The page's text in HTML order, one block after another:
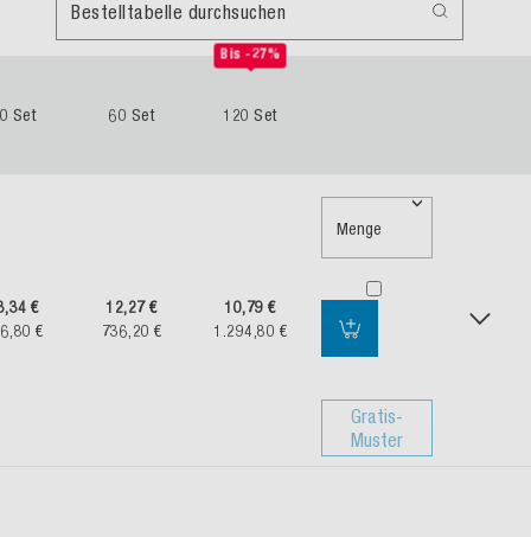
Bestelltabelle durchsuchen
Set 60 Set
Bis -27%
120 Set
€
€
12,27 €
736,20 €
10,79 €
1.294,80 €
Menge
Gratis-
Muster